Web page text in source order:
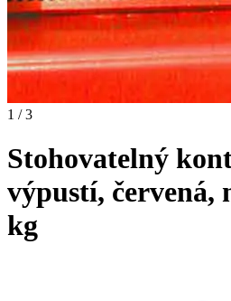
1 / 3
Stohovatelný
výpustí, červená,
kg